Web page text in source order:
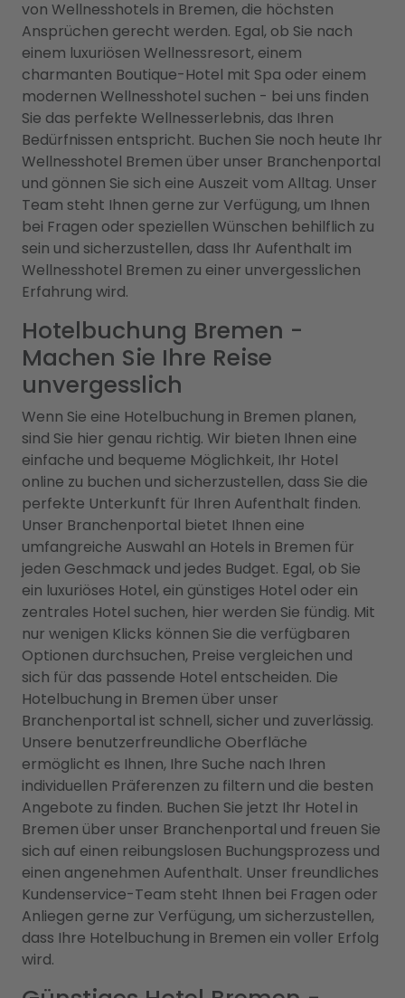
von Wellnesshotels in Bremen, die höchsten
Ansprüchen gerecht werden. Egal, ob Sie nach
einem luxuriösen Wellnessresort, einem
charmanten Boutique-Hotel mit Spa oder einem
modernen Wellnesshotel suchen - bei uns finden
Sie das perfekte Wellnesserlebnis, das Ihren
Bedürfnissen entspricht. Buchen Sie noch heute Ihr
Wellnesshotel Bremen über unser Branchenportal
und gönnen Sie sich eine Auszeit vom Alltag. Unser
Team steht Ihnen gerne zur Verfügung, um Ihnen
bei Fragen oder speziellen Wünschen behilflich zu
sein und sicherzustellen, dass Ihr Aufenthalt im
Wellnesshotel Bremen zu einer unvergesslichen
Erfahrung wird.
Hotelbuchung Bremen -
Machen Sie Ihre Reise
unvergesslich
Wenn Sie eine Hotelbuchung in Bremen planen,
sind Sie hier genau richtig. Wir bieten Ihnen eine
einfache und bequeme Möglichkeit, Ihr Hotel
online zu buchen und sicherzustellen, dass Sie die
perfekte Unterkunft für Ihren Aufenthalt finden.
Unser Branchenportal bietet Ihnen eine
umfangreiche Auswahl an Hotels in Bremen für
jeden Geschmack und jedes Budget. Egal, ob Sie
ein luxuriöses Hotel, ein günstiges Hotel oder ein
zentrales Hotel suchen, hier werden Sie fündig. Mit
nur wenigen Klicks können Sie die verfügbaren
Optionen durchsuchen, Preise vergleichen und
sich für das passende Hotel entscheiden. Die
Hotelbuchung in Bremen über unser
Branchenportal ist schnell, sicher und zuverlässig.
Unsere benutzerfreundliche Oberfläche
ermöglicht es Ihnen, Ihre Suche nach Ihren
individuellen Präferenzen zu filtern und die besten
Angebote zu finden. Buchen Sie jetzt Ihr Hotel in
Bremen über unser Branchenportal und freuen Sie
sich auf einen reibungslosen Buchungsprozess und
einen angenehmen Aufenthalt. Unser freundliches
Kundenservice-Team steht Ihnen bei Fragen oder
Anliegen gerne zur Verfügung, um sicherzustellen,
dass Ihre Hotelbuchung in Bremen ein voller Erfolg
wird.